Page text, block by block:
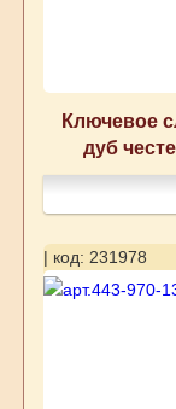
Ключевое
дуб
| код: 231978